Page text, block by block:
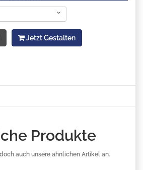
Jetzt Gestalten
Produkte
auch unsere ähnlichen Artikel an.